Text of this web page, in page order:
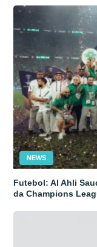
NEWS
Futebol: Al Ahli
da Champions